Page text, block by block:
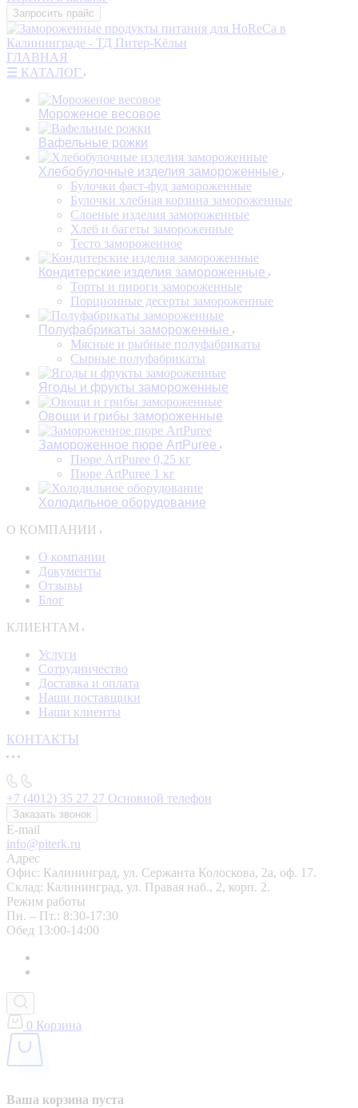
Запросить прайс
ГЛАВНАЯ
☰ КАТАЛОГ
Мороженое весовое
Вафельные рожки
Хлебобулочные изделия замороженные
Булочки фаст-фуд замороженные
Булочки хлебная корзина замороженные
Слоеные изделия замороженные
Хлеб и багеты замороженные
Тесто замороженное
Кондитерские изделия замороженные
Торты и пироги замороженные
Порционные десерты замороженные
Полуфабрикаты замороженные
Мясные и рыбные полуфабрикаты
Сырные полуфабрикаты
Ягоды и фрукты замороженные
Овощи и грибы замороженные
Замороженное пюре ArtPuree
Пюре ArtPuree 0,25 кг
Пюре ArtPuree 1 кг
Холодильное оборудование
О КОМПАНИИ
О компании
Документы
Отзывы
Блог
КЛИЕНТАМ
Услуги
Сотрудничество
Доставка и оплата
Наши поставщики
Наши клиенты
КОНТАКТЫ
+7 (4012) 35 27 27 Основной телефон
Заказать звонок
E-mail
info@piterk.ru
Адрес
Офис: Калининград, ул. Сержанта Колоскова, 2а, оф. 17.
Склад: Калининград, ул. Правая наб., 2, корп. 2.
Режим работы
Пн. – Пт.: 8:30-17:30
Обед 13:00-14:00
0 Корзина
Ваша корзина пуста